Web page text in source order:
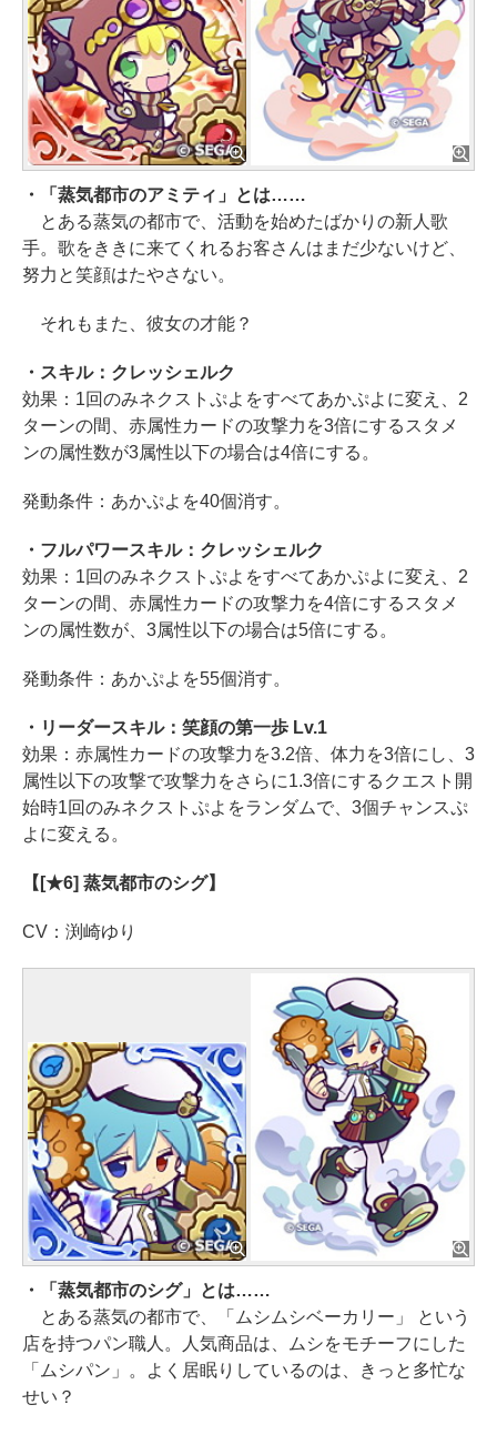
・「蒸気都市のアミティ」とは……
とある蒸気の都市で、活動を始めたばかりの新人歌
手。歌をききに来てくれるお客さんはまだ少ないけど、
努力と笑顔はたやさない。
それもまた、彼女の才能？
・スキル：クレッシェルク
効果：1回のみネクストぷよをすべてあかぷよに変え、2
ターンの間、赤属性カードの攻撃力を3倍にするスタメ
ンの属性数が3属性以下の場合は4倍にする。
発動条件：あかぷよを40個消す。
・フルパワースキル：クレッシェルク
効果：1回のみネクストぷよをすべてあかぷよに変え、2
ターンの間、赤属性カードの攻撃力を4倍にするスタメ
ンの属性数が、3属性以下の場合は5倍にする。
発動条件：あかぷよを55個消す。
・リーダースキル：笑顔の第一歩 Lv.1
効果：赤属性カードの攻撃力を3.2倍、体力を3倍にし、3
属性以下の攻撃で攻撃力をさらに1.3倍にするクエスト開
始時1回のみネクストぷよをランダムで、3個チャンスぷ
よに変える。
【[★6] 蒸気都市のシグ】
CV：渕崎ゆり
・「蒸気都市のシグ」とは……
とある蒸気の都市で、「ムシムシベーカリー」 という
店を持つパン職人。人気商品は、ムシをモチーフにした
「ムシパン」。よく居眠りしているのは、きっと多忙な
せい？